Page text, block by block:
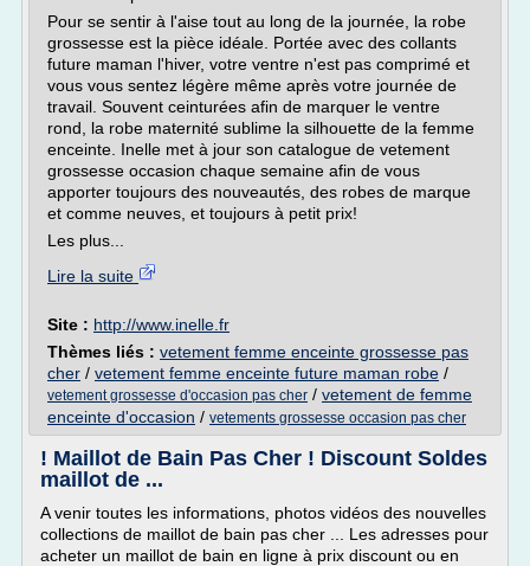
Pour se sentir à l'aise tout au long de la journée, la robe
grossesse est la pièce idéale. Portée avec des collants
future maman l'hiver, votre ventre n'est pas comprimé et
vous vous sentez légère même après votre journée de
travail. Souvent ceinturées afin de marquer le ventre
rond, la robe maternité sublime la silhouette de la femme
enceinte. Inelle met à jour son catalogue de vetement
grossesse occasion chaque semaine afin de vous
apporter toujours des nouveautés, des robes de marque
et comme neuves, et toujours à petit prix!
Les plus...
Lire la suite
Site : http://www.inelle.fr
Thèmes liés : vetement femme enceinte grossesse pas
cher / vetement femme enceinte future maman robe /
vetement grossesse d'occasion pas cher / vetement de femme
enceinte d'occasion / vetements grossesse occasion pas cher
! Maillot de Bain Pas Cher ! Discount Soldes
maillot de ...
A venir toutes les informations, photos vidéos des nouvelles
collections de maillot de bain pas cher ... Les adresses pour
acheter un maillot de bain en ligne à prix discount ou en